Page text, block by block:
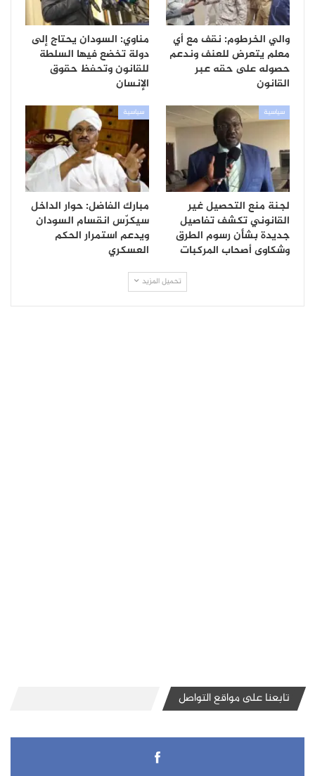
والي الخرطوم: نقف مع أي
معلم يتعرض للعنف وندعم
حصوله على حقه عبر
القانون
مناوي: السودان يحتاج إلى
دولة تخضع فيها السلطة
للقانون وتحفظ حقوق
الإنسان
سياسية
لجنة منع التحصيل غير
القانوني تكشف تفاصيل
جديدة بشأن رسوم الطرق
وشكاوى أصحاب المركبات
سياسية
مبارك الفاضل: حوار الداخل
سيكرّس انقسام السودان
ويدعم استمرار الحكم
العسكري
تحميل المزيد
تابعنا على مواقع التواصل